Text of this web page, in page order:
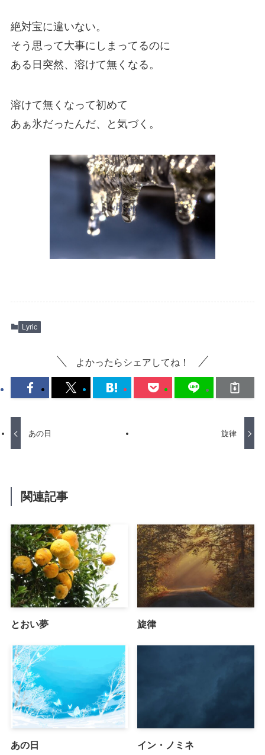
絶対宝に違いない。
そう思って大事にしまってるのに
ある日突然、溶けて無くなる。
溶けて無くなって初めて
あぁ氷だったんだ、と気づく。
Lyric
よかったらシェアしてね！
あの日 旋律
関連記事
とおい夢 旋律
あの日 イン・ノミネ